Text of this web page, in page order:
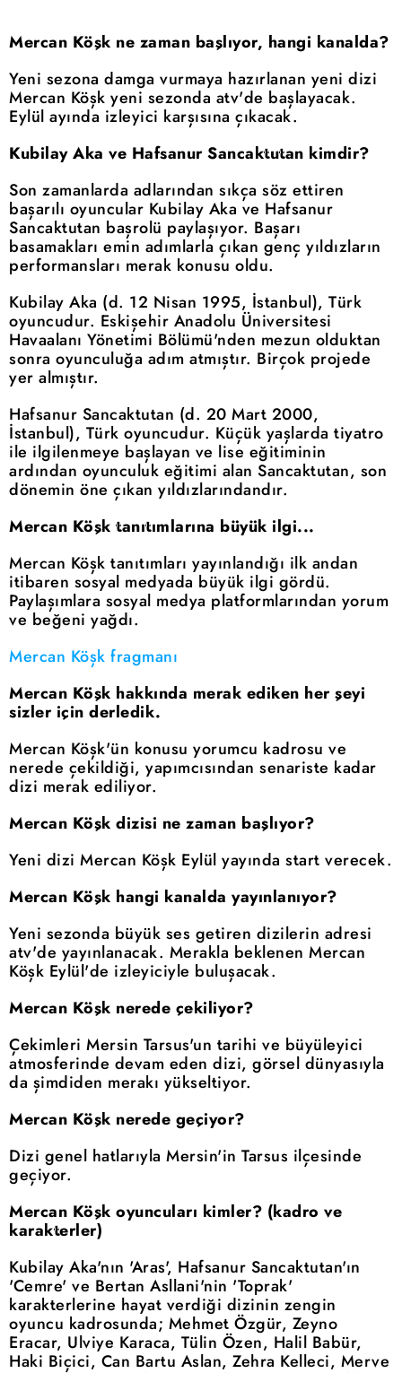
Mercan Köşk ne zaman başlıyor, hangi kanalda?
Yeni sezona damga vurmaya hazırlanan yeni dizi
Mercan Köşk yeni sezonda atv'de başlayacak.
Eylül ayında izleyici karşısına çıkacak.
Kubilay Aka ve Hafsanur Sancaktutan kimdir?
Son zamanlarda adlarından sıkça söz ettiren
başarılı oyuncular Kubilay Aka ve Hafsanur
Sancaktutan başrolü paylaşıyor. Başarı
basamakları emin adımlarla çıkan genç yıldızların
performansları merak konusu oldu.
Kubilay Aka (d. 12 Nisan 1995, İstanbul), Türk
oyuncudur. Eskişehir Anadolu Üniversitesi
Havaalanı Yönetimi Bölümü'nden mezun olduktan
sonra oyunculuğa adım atmıştır. Birçok projede
yer almıştır.
Hafsanur Sancaktutan (d. 20 Mart 2000,
İstanbul), Türk oyuncudur. Küçük yaşlarda tiyatro
ile ilgilenmeye başlayan ve lise eğitiminin
ardından oyunculuk eğitimi alan Sancaktutan, son
dönemin öne çıkan yıldızlarındandır.
Mercan Köşk tanıtımlarına büyük ilgi...
Mercan Köşk tanıtımları yayınlandığı ilk andan
itibaren sosyal medyada büyük ilgi gördü.
Paylaşımlara sosyal medya platformlarından yorum
ve beğeni yağdı.
Mercan Köşk fragmanı
Mercan Köşk hakkında merak ediken her şeyi
sizler için derledik.
Mercan Köşk'ün konusu yorumcu kadrosu ve
nerede çekildiği, yapımcısından senariste kadar
dizi merak ediliyor.
Mercan Köşk dizisi ne zaman başlıyor?
Yeni dizi Mercan Köşk Eylül yayında start verecek.
Mercan Köşk hangi kanalda yayınlanıyor?
Yeni sezonda büyük ses getiren dizilerin adresi
atv'de yayınlanacak. Merakla beklenen Mercan
Köşk Eylül'de izleyiciyle buluşacak.
Mercan Köşk nerede çekiliyor?
Çekimleri Mersin Tarsus'un tarihi ve büyüleyici
atmosferinde devam eden dizi, görsel dünyasıyla
da şimdiden merakı yükseltiyor.
Mercan Köşk nerede geçiyor?
Dizi genel hatlarıyla Mersin'in Tarsus ilçesinde
geçiyor.
Mercan Köşk oyuncuları kimler? (kadro ve
karakterler)
Kubilay Aka'nın 'Aras', Hafsanur Sancaktutan'ın
'Cemre' ve Bertan Asllani'nin 'Toprak'
karakterlerine hayat verdiği dizinin zengin
oyuncu kadrosunda; Mehmet Özgür, Zeyno
Eracar, Ulviye Karaca, Tülin Özen, Halil Babür,
Haki Biçici, Can Bartu Aslan, Zehra Kelleci, Merve